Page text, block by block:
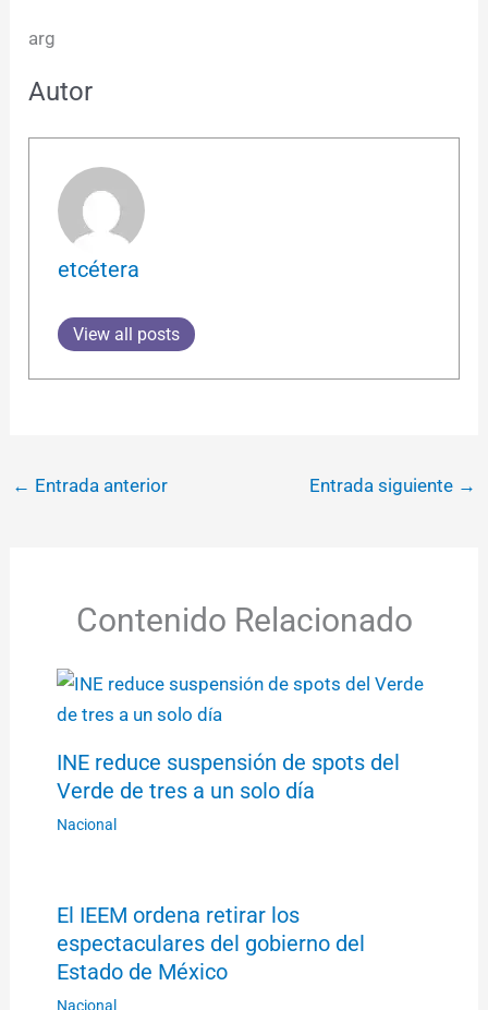
arg
Autor
etcétera
View all posts
← Entrada anterior Entrada siguiente →
Contenido Relacionado
INE reduce suspensión de spots del
Verde de tres a un solo día
Nacional
El IEEM ordena retirar los
espectaculares del gobierno del
Estado de México
Nacional